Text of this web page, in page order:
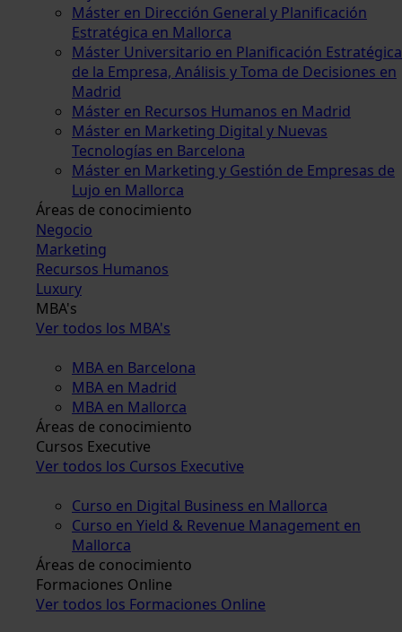
Máster en Dirección General y Planificación
Estratégica en Mallorca
Máster Universitario en Planificación Estratégica
de la Empresa, Análisis y Toma de Decisiones en
Madrid
Máster en Recursos Humanos en Madrid
Máster en Marketing Digital y Nuevas
Tecnologías en Barcelona
Máster en Marketing y Gestión de Empresas de
Lujo en Mallorca
Áreas de conocimiento
Negocio
Marketing
Recursos Humanos
Luxury
MBA's
Ver todos los MBA's
MBA en Barcelona
MBA en Madrid
MBA en Mallorca
Áreas de conocimiento
Cursos Executive
Ver todos los Cursos Executive
Curso en Digital Business en Mallorca
Curso en Yield & Revenue Management en
Mallorca
Áreas de conocimiento
Formaciones Online
Ver todos los Formaciones Online